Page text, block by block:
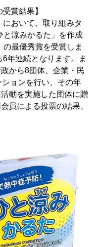
賞結果】
おいて、取り組みタ
と涼みかるた」を作成
の最優秀賞を受賞しま
年連続となります。ま
から8団体、企業・民
ョンを行い、その年
動を実施した団体に贈
員による投票の結果、